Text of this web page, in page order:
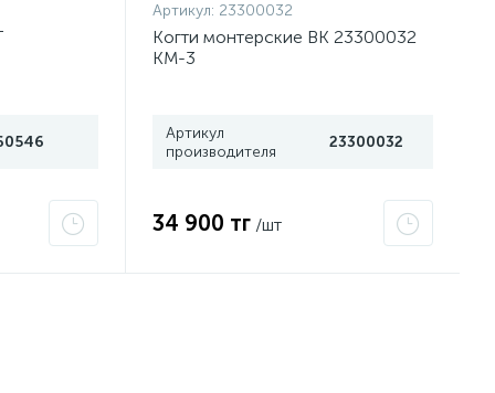
Артикул: 23300032
Когти монтерские ВК 23300032
КМ-3
Артикул
производителя
23300032
34 900 тг /шт